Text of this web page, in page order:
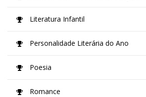
Literatura Infantil
Personalidade Literária do Ano
Poesia
Romance